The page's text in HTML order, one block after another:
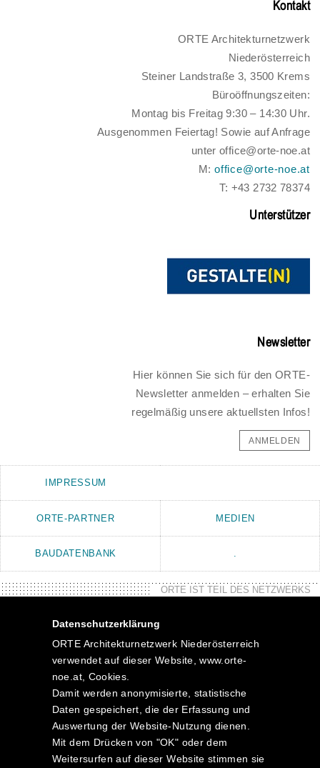
Kontakt
ORTE Architekturnetzwerk
Niederösterreich
Steiner Landstraße 3, 3500 Krems
Büroöffnungszeiten:
Montag bis Freitag 9:30 – 14:30 Uhr.
Ausgenommen Feiertag! Sowie auf Anfrage
unter office@orte-noe.at
M:office@orte-noe.at
T: +43 2732 78374
Unterstützer
Newsletter
Hier können Sie sich für den ORTE-
Newsletter anmelden – erhalten Sie
regelmäßig unsere aktuellsten Infos!
ANMELDEN
IMPRESSUM
ORTE-PARTNER MEDIEN
BAUDATENBANK .
ORTE IST TEIL DES NETZWERKS
Datenschutzerklärung
ORTE Architekturnetzwerk Niederösterreich
verwendet auf dieser Website, www.orte-
noe.at, Cookies.
Damit werden anonymisierte, statistische
Daten gespeichert, die der Erfassung und
Auswertung der Website-Nutzung dienen.
Mit dem Drücken von "OK" oder dem
Weitersurfen auf dieser Website stimmen sie